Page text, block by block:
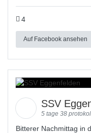
4
Auf Facebook ansehen
SSV
5 tage 38
Bitterer Nachmittag in